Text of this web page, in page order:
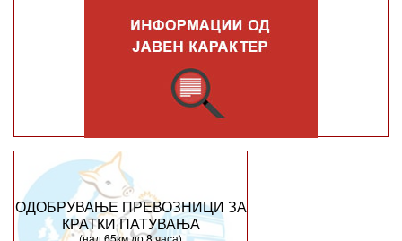
ОДОБРУВАЊЕ ПРЕВОЗНИЦИ ЗА
КРАТКИ ПАТУВАЊА
(над 65км до 8 часа)